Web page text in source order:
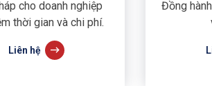
cho doanh nghiệp
thời gian và chi phí.
Liên hệ
Đồng